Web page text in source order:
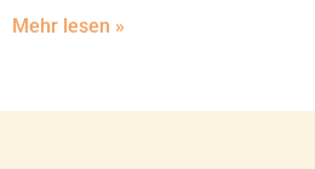
Mehr lesen »